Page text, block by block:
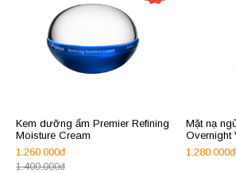
Kem dưỡng ẩm Premier Refining
Moisture Cream
1.260.000đ
1.400.000đ
Mặt nạ
Overnight
1.280.000đ